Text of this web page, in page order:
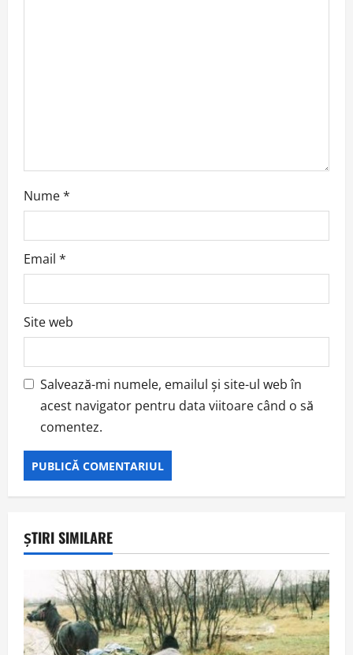
Nume*
Email *
Site web
Salvează-mi numele, emailul și site-ul web în
acest navigator pentru data viitoare când o să
comentez.
ȘTIRI SIMILARE